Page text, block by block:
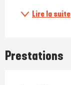
Lire la suite
Prestations